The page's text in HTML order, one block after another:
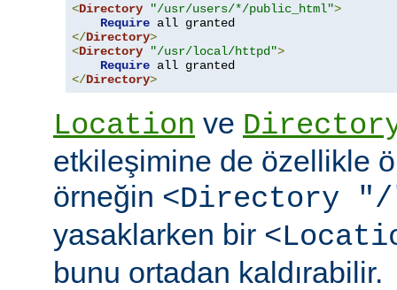
<Directory "/usr/users/*/public_html">
Require
</Directory>
<Directory "/usr/local/httpd">
Require
</Directory>
Location ve
etkileşimine de özellikle
örneğin <Directory "/
yasaklarken bir
bunu ortadan kaldırabilir.